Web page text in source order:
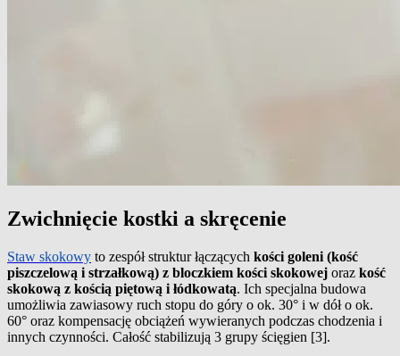
Zwichnięcie kostki a skręcenie
Staw skokowy to zespół struktur łączących kości goleni (kość
piszczelową i strzałkową) z bloczkiem kości skokowej oraz kość
skokową z kością piętową i łódkowatą. Ich specjalna budowa
umożliwia zawiasowy ruch stopu do góry o ok. 30° i w dół o ok.
60° oraz kompensację obciążeń wywieranych podczas chodzenia i
innych czynności. Całość stabilizują 3 grupy ścięgien [3].